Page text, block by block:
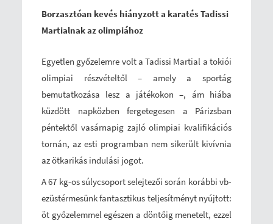
Borzasztóan kevés hiányzott a karatés Tadissi
Martialnak az olimpiához
Egyetlen győzelemre volt a Tadissi Martial a tokiói
olimpiai részvételtől – amely a sportág
bemutatkozása lesz a játékokon –, ám hiába
küzdött napközben fergetegesen a Párizsban
péntektől vasárnapig zajló olimpiai kvalifikációs
tornán, az esti programban nem sikerült kivívnia
az ötkarikás indulási jogot.
A 67 kg-os súlycsoport selejtezői során korábbi vb-
ezüstérmesünk fantasztikus teljesítményt nyújtott:
öt győzelemmel egészen a döntőig menetelt, ezzel